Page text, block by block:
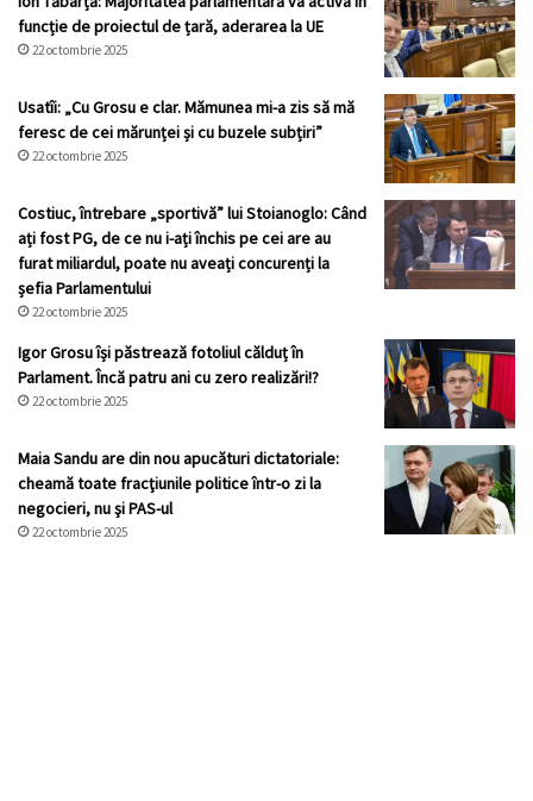
funcție de proiectul de țară, aderarea la UE
22 octombrie 2025
Usatîi: „Cu Grosu e clar. Mămunea mi-a zis să mă
feresc de cei mărunței și cu buzele subțiri”
22 octombrie 2025
Costiuc, întrebare „sportivă” lui Stoianoglo: Când
ați fost PG, de ce nu i-ați închis pe cei are au
furat miliardul, poate nu aveați concurenți la
șefia Parlamentului
22 octombrie 2025
Igor Grosu își păstrează fotoliul călduț în
Parlament. Încă patru ani cu zero realizări!?
22 octombrie 2025
Maia Sandu are din nou apucături dictatoriale:
cheamă toate fracţiunile politice într-o zi la
negocieri, nu şi PAS-ul
22 octombrie 2025